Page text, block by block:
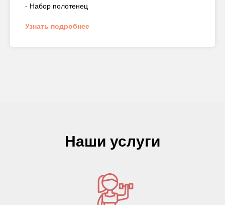
- Набор полотенец
Узнать подробнее
Наши услуги